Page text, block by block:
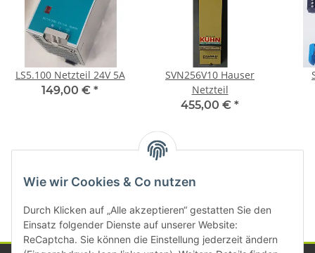
Wie wir Cookies & Co nutzen
Durch Klicken auf „Alle akzeptieren“ gestatten Sie den
Einsatz folgender Dienste auf unserer Website:
ReCaptcha. Sie können die Einstellung jederzeit ändern
LS5.100 Netzteil 24V 5A
149,00 € *
SVN256V10 Hauser
Netzteil
455,00 € *
Kategorien